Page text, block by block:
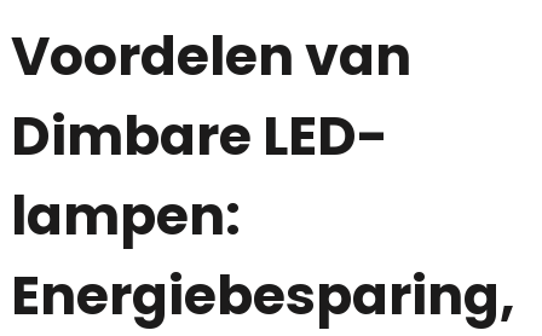
Voordelen van
Dimbare LED-
lampen:
Energiebesparing,